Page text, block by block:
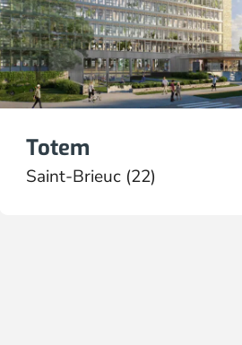
Totem
Saint-Brieuc (22)